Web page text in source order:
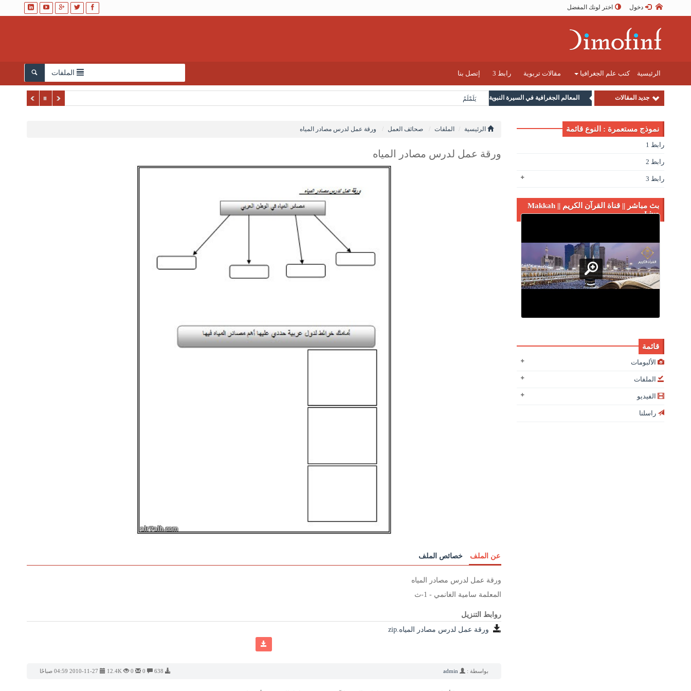
دخول اختر لونك المفضل
الرئيسية كتب علم الجغرافيا مقالات تربوية رابط 3 إتصل بنا الملفات
جديد المقالات المعالم الجغرافية في السيرة النبوية يَلَمْلَمُ
نموذج مستعمرة : النوع قائمة
رابط 1
رابط 2
رابط 3
بث مباشر || قناة القرآن الكريم || Makkah
Live
قائمة
الألبومات
الملفات
الفيديو
راسلنا
الرئيسية الملفات صحائف العمل ورقة عمل لدرس مصادر المياه
ورقة عمل لدرس مصادر المياه
عن الملف خصائص الملف
ورقة عمل لدرس مصادر المياه
المعلمة سامية الغانمي - 1-ث
روابط التنزيل
ورقة عمل لدرس مصادر المياه.zip
بواسطة : admin
12.4K